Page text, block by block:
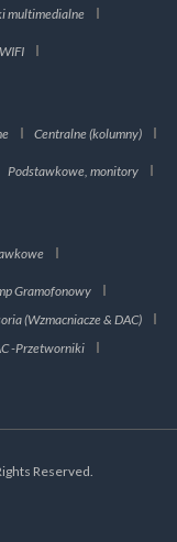
multimedialne
Centralne (kolumny)
Podstawkowe, monitory
Gramofonowy
(Wzmacniacze & DAC)
-Przetworniki
Reserved.